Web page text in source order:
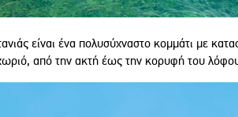
είναι ένα πολυσύχναστο κομμάτι με
από την ακτή έως την κορυφή του